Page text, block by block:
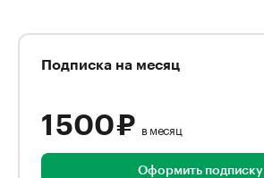
Подписка на месяц
1 500 ₽ в месяц
Оформить подписку